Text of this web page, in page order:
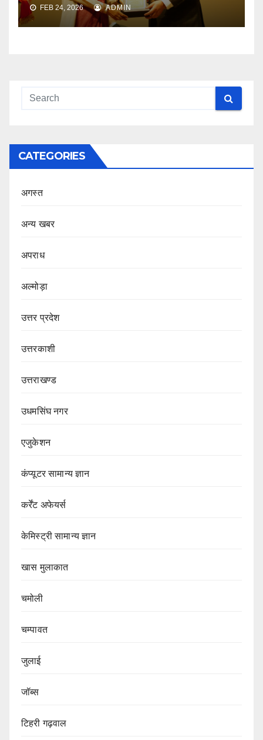
FEB 24, 2026 ADMIN
CATEGORIES
अगस्त
अन्य खबर
अपराध
अल्मोड़ा
उत्तर प्रदेश
उत्तरकाशी
उत्तराखण्ड
उधमसिंघ नगर
एजुकेशन
कंप्यूटर सामान्य ज्ञान
कर्रेंट अफेयर्स
केमिस्ट्री सामान्य ज्ञान
खास मुलाकात
चमोली
चम्पावत
जुलाई
जॉब्स
टिहरी गढ़वाल